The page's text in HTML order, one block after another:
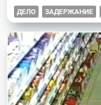
ДЕЛО ЗАДЕРЖАНИЕ